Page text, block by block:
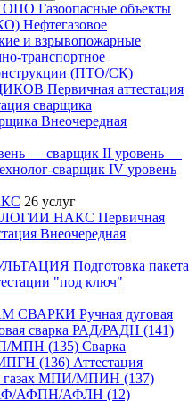
ОПО Газоопасные объекты
Нефтегазовое
и взрывопожарные
транспортное
(ПТО/СК)
Первичная аттестация
сварщика
Внеочередная
— сварщик II уровень —
сварщик IV уровень
26 услуг
НАКС Первичная
Внеочередная
Подготовка пакета
"под ключ"
СВАРКИ Ручная дуговая
сварка РАД/РАДН (141)
МПН (135) Сварка
(136) Аттестация
газах МПИ/МПИН (137)
АФПН/АФЛН (12)